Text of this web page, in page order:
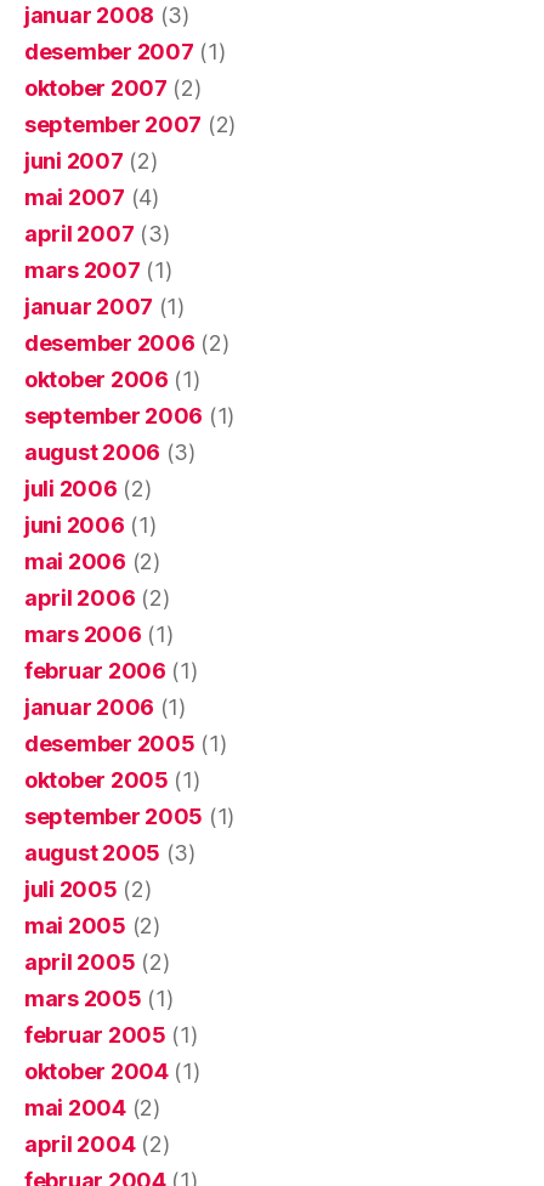
januar 2008 (3)
desember 2007 (1)
oktober 2007 (2)
september 2007 (2)
juni 2007 (2)
mai 2007 (4)
april 2007 (3)
mars 2007 (1)
januar 2007 (1)
desember 2006 (2)
oktober 2006 (1)
september 2006 (1)
august 2006 (3)
juli 2006 (2)
juni 2006 (1)
mai 2006 (2)
april 2006 (2)
mars 2006 (1)
februar 2006 (1)
januar 2006 (1)
desember 2005 (1)
oktober 2005 (1)
september 2005 (1)
august 2005 (3)
juli 2005 (2)
mai 2005 (2)
april 2005 (2)
mars 2005 (1)
februar 2005 (1)
oktober 2004(1)
mai 2004(2)
april 2004(2)
februar 2004(1)